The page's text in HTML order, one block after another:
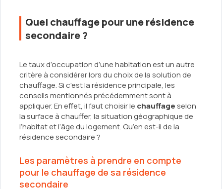
Quel chauffage pour une résidence
secondaire ?
Le taux d’occupation d’une habitation est un autre
critère à considérer lors du choix de la solution de
chauffage. Si c'est la résidence principale, les
conseils mentionnés précédemment sont à
appliquer. En effet, il faut choisir le chauffageselon
la surface à chauffer, la situation géographique de
l’habitat et l’âge du logement. Qu’en est-il de la
résidence secondaire ?
Les paramètres à prendre en compte
pour le chauffage de sa résidence
secondaire